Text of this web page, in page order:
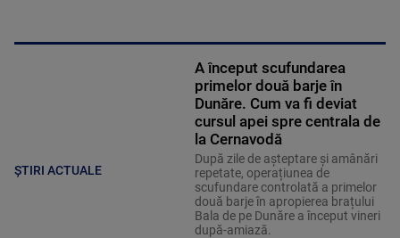
ȘTIRI ACTUALE
A început scufundarea
primelor două barje în
Dunăre. Cum va fi deviat
cursul apei spre centrala de
la Cernavodă
După zile de așteptare și amânări
repetate, operațiunea de
scufundare controlată a primelor
două barje în apropierea brațului
Bala de pe Dunăre a început vineri
după-amiază.